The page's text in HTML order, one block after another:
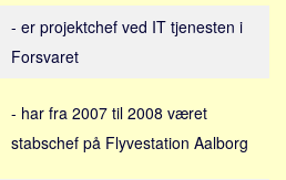
- er projektchef ved IT tjenesten i
Forsvaret
- har fra 2007 til 2008 været
stabschef på Flyvestation Aalborg